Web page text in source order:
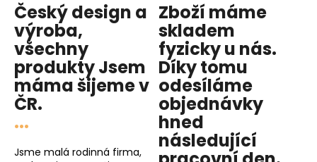
Český design a
výroba,
všechny
produktyJsem
mámašijeme v
ČR.
...
Jsme malá rodinná firma,
Zboží máme
skladem
fyzicky u nás.
Díky tomu
odesíláme
objednávky
hned
následující